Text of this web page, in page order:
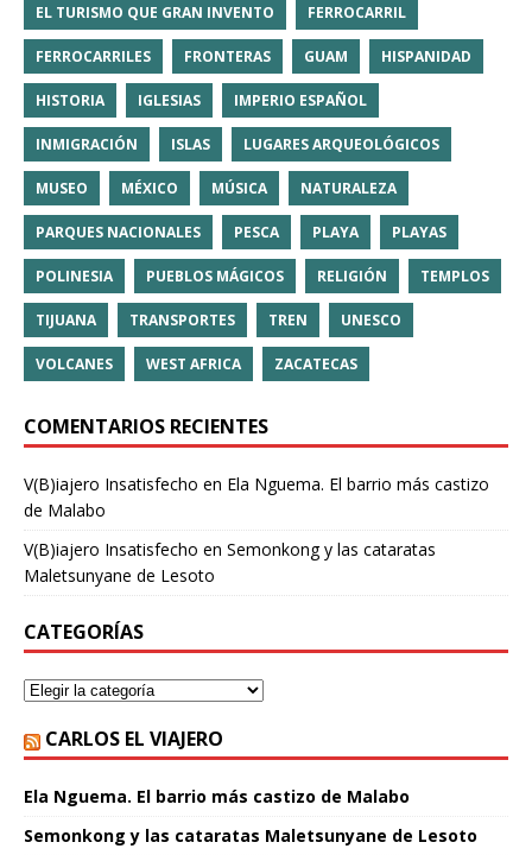
EL TURISMO QUE GRAN INVENTO FERROCARRIL
FERROCARRILES FRONTERAS GUAM HISPANIDAD
HISTORIA IGLESIAS IMPERIO ESPAÑOL
INMIGRACIÓN ISLAS LUGARES ARQUEOLÓGICOS
MUSEO MÉXICO MÚSICA NATURALEZA
PARQUES NACIONALES PESCA PLAYA PLAYAS
POLINESIA PUEBLOS MÁGICOS RELIGIÓN TEMPLOS
TIJUANA TRANSPORTES TREN UNESCO
VOLCANES WEST AFRICA ZACATECAS
COMENTARIOS RECIENTES
V(B)iajero Insatisfecho en Ela Nguema. El barrio más castizo
de Malabo
V(B)iajero Insatisfecho en Semonkong y las cataratas
Maletsunyane de Lesoto
CATEGORÍAS
CARLOS EL VIAJERO
Ela Nguema. El barrio más castizo de Malabo
Semonkong y las cataratas Maletsunyane de Lesoto